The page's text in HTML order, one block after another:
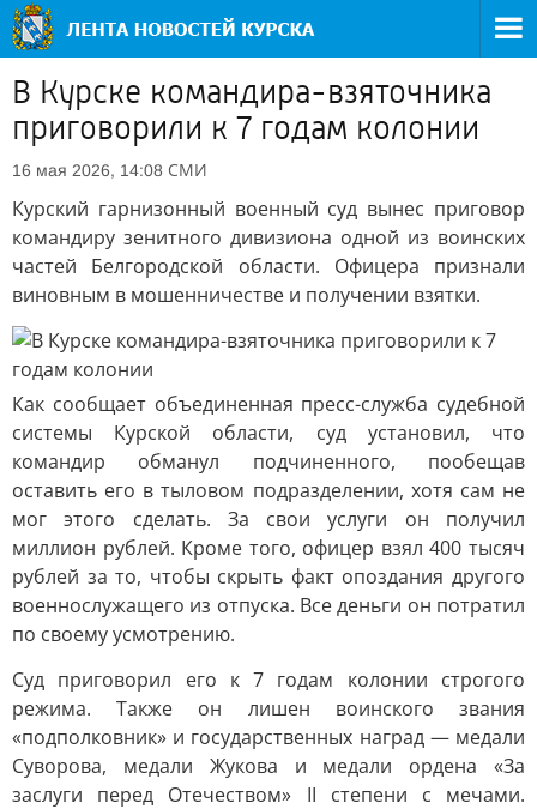
В Курске командира-взяточника
приговорили к 7 годам колонии
16 мая 2026, 14:08 СМИ
Курский гарнизонный военный суд вынес приговор
командиру зенитного дивизиона одной из воинских
частей Белгородской области. Офицера признали
виновным в мошенничестве и получении взятки.
Как сообщает объединенная пресс-служба судебной
системы Курской области, суд установил, что
командир обманул подчиненного, пообещав
оставить его в тыловом подразделении, хотя сам не
мог этого сделать. За свои услуги он получил
миллион рублей. Кроме того, офицер взял 400 тысяч
рублей за то, чтобы скрыть факт опоздания другого
военнослужащего из отпуска. Все деньги он потратил
по своему усмотрению.
Суд приговорил его к 7 годам колонии строгого
режима. Также он лишен воинского звания
«подполковник» и государственных наград — медали
Суворова, медали Жукова и медали ордена «За
заслуги перед Отечеством» II степени с мечами.